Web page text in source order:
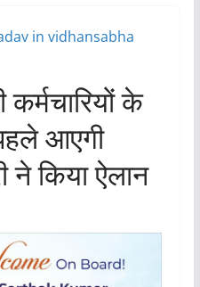
कर्मचारियों के
आएगी
ने किया ऐलान